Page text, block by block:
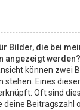
Bilder, die bei
angezeigt werden?
können zwei
stehen. Eines
Oft sind
deine Beitragszahl